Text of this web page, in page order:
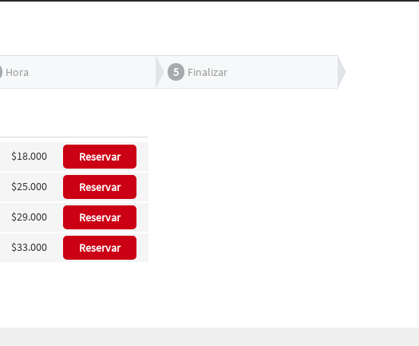
Hora 5 Finalizar
$18.000 Reservar
$25.000 Reservar
$29.000 Reservar
$33.000 Reservar